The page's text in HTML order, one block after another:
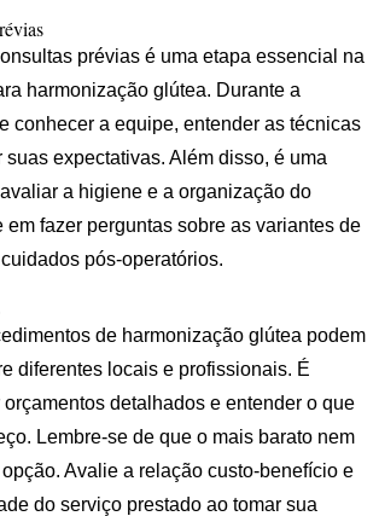
prévias é uma etapa essencial na
harmonização glútea. Durante a
conhecer a equipe, entender as técnicas
expectativas. Além disso, é uma
a higiene e a organização do
em fazer perguntas sobre as variantes de
pós-operatórios.
de harmonização glútea podem
diferentes locais e profissionais. É
detalhados e entender o que
Lembre-se de que o mais barato nem
Avalie a relação custo-benefício e
do serviço prestado ao tomar sua